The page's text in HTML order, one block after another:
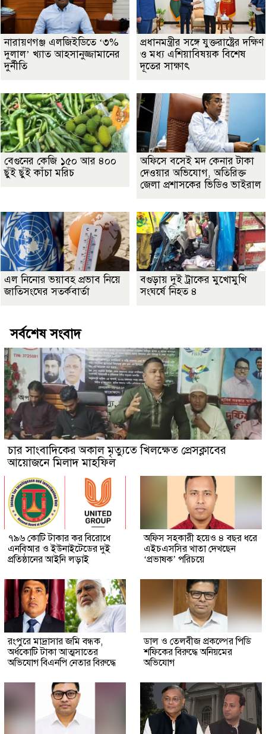
নারায়ণগঞ্জ এলজিইডিতে ‘৩%
দুলাল’ খ্যাত আহসানুজ্জামানের
দুর্নীতি
প্রধানমন্ত্রীর সঙ্গে যুক্তরাষ্ট্রের দক্ষিণ
ও মধ্য এশিয়াবিষয়ক বিশেষ
দূতের সাক্ষাৎ
বেগুনের কেজি ১৫০ আর ৪০০
ছুঁই ছুঁই কাঁচা মরিচ
অফিসে বসেই মদ কেনার টাকা
দেওয়ার অভিযোগ, অতিরিক্ত
জেলা প্রশাসকের ভিডিও ভাইরাল
এল নিনোর ভয়াবহ প্রভাব নিয়ে
জাতিসংঘের সতর্কবার্তা
বগুড়ায় দুই ট্রাকের মুখোমুখি
সংঘর্ষে নিহত ৪
সর্বশেষ সংবাদ
চার সাংবাদিকের অকাল মৃত্যুতে খিলক্ষেত প্রেসক্লাবের
আয়োজনে মিলাদ মাহফিল
৭৯৬ কোটি টাকার কর বিরোধে
এনবিআর ও ইউনাইটেডের দুই
প্রতিষ্ঠানের আইনি লড়াই
অফিস সহকারী হয়েও ৪ বছর ধরে
এইচএসসির খাতা দেখছেন
‘প্রভাষক’ পরিচয়ে
রংপুরে মাদ্রাসার জমি বন্ধক,
অর্ধকোটি টাকা আত্মসাতের
অভিযোগ বিএনপি নেতার বিরুদ্ধে
ডাল ও তেলবীজ প্রকল্পের পিডি
শফিকের বিরুদ্ধে অনিয়মের
অভিযোগ